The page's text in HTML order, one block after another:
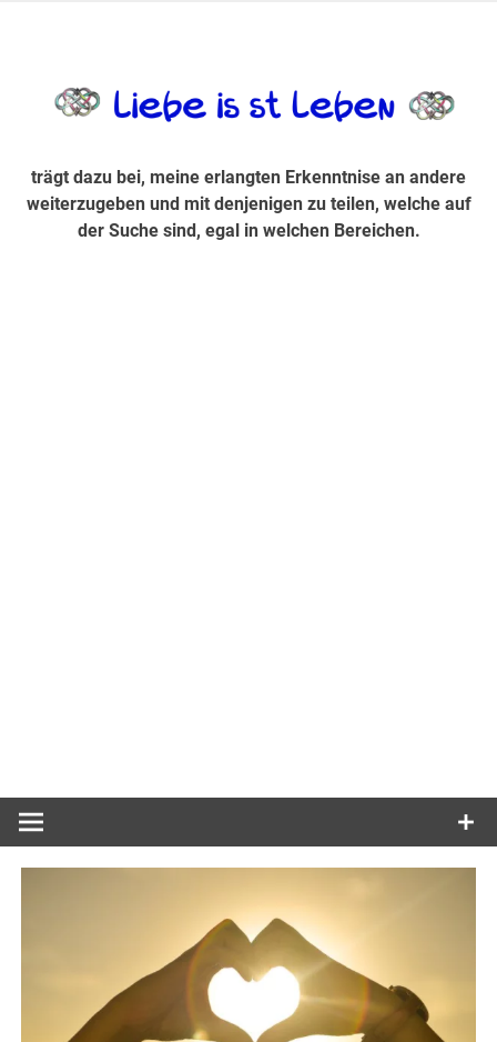
Suche sind, egal in welchen Bereichen.
trägt dazu bei, meine erlangten Erkenntnise an andere
weiterzugeben und mit denjenigen zu teilen, welche auf
der Suche sind, egal in welchen Bereichen.